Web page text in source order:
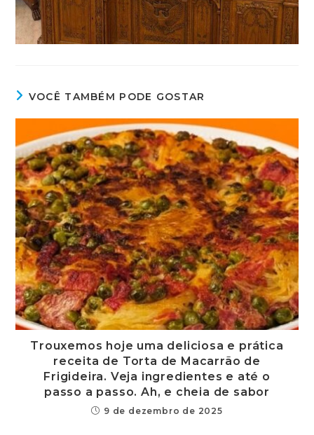
VOCÊ TAMBÉM PODE GOSTAR
Trouxemos hoje uma deliciosa e prática
receita de Torta de Macarrão de
Frigideira. Veja ingredientes e até o
passo a passo. Ah, e cheia de sabor
9 de dezembro de 2025